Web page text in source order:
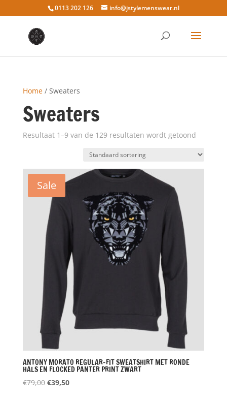
0113 202 126 info@jstylemenswear.nl
Home/ Sweaters
Sweaters
Resultaat 1–9 van de 129 resultaten wordt getoond
Sale
ANTONY MORATO REGULAR-FIT SWEATSHIRT MET RONDE
HALS EN FLOCKED PANTER PRINT ZWART
€79,00 Oorspronkelijke
€39,50Huidige